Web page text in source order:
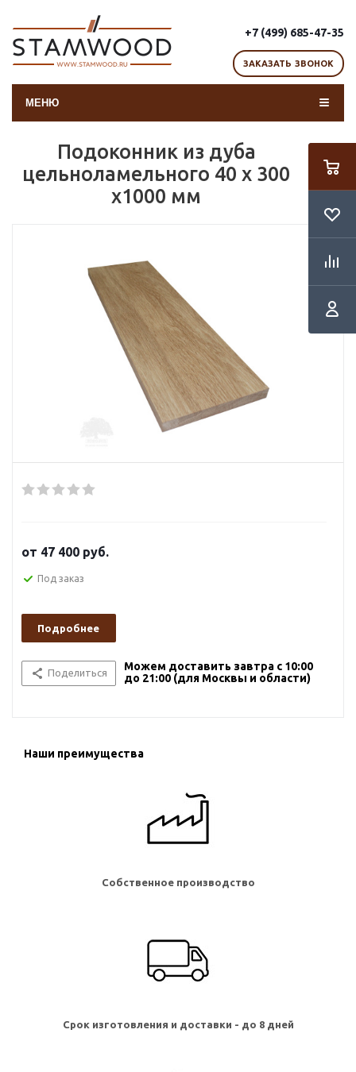
+7 (499) 685-47-35
ЗАКАЗАТЬ ЗВОНОК
МЕНЮ
Подоконник из дуба
цельноламельного 40 х 300
х1000 мм
от 47 400 руб.
Под заказ
Подробнее
Поделиться
Можем доставить завтра с 10:00
до 21:00 (для Москвы и области)
Наши преимущества
Собственное производство
Срок изготовления и доставки - до 8 дней